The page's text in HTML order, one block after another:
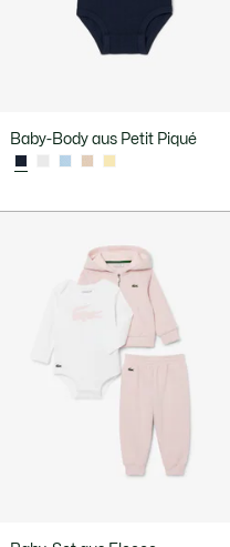
Baby-Body aus Petit Piqué